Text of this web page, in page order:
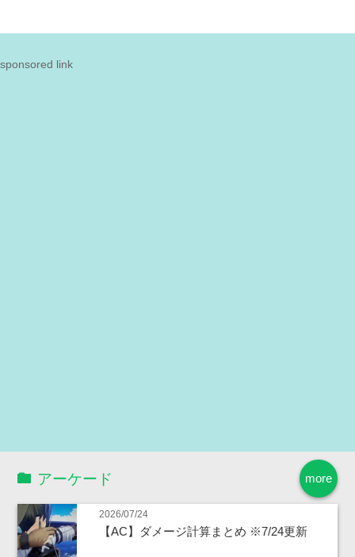
sponsored link
more
アーケード
2026/07/24
【AC】ダメージ計算まとめ ※7/24更新